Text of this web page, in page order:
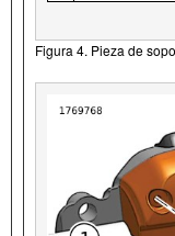
Figura 4. Pieza de